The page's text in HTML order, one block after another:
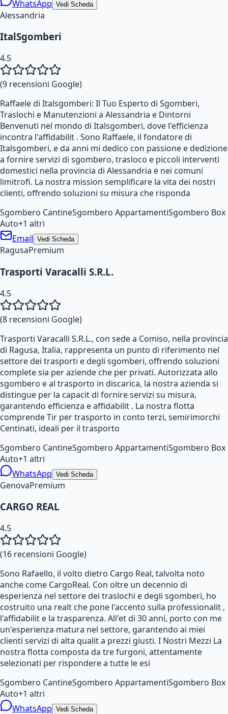
WhatsApp Vedi Scheda
Alessandria
ItalSgomberi
4.5
(9 recensioni Google)
Raffaele di Italsgomberi: Il Tuo Esperto di Sgomberi,
Traslochi e Manutenzioni a Alessandria e Dintorni
Benvenuti nel mondo di Italsgomberi, dove l'efficienza
incontra l'affidabilit . Sono Raffaele, il fondatore di
Italsgomberi, e da anni mi dedico con passione e dedizione
a fornire servizi di sgombero, trasloco e piccoli interventi
domestici nella provincia di Alessandria e nei comuni
limitrofi. La nostra mission semplificare la vita dei nostri
clienti, offrendo soluzioni su misura che risponda
Sgombero CantineSgombero AppartamentiSgombero Box
Auto+1 altri
Email Vedi Scheda
RagusaPremium
Trasporti Varacalli S.R.L.
4.5
(8 recensioni Google)
Trasporti Varacalli S.R.L., con sede a Comiso, nella provincia
di Ragusa, Italia, rappresenta un punto di riferimento nel
settore dei trasporti e degli sgomberi, offrendo soluzioni
complete sia per aziende che per privati. Autorizzata allo
sgombero e al trasporto in discarica, la nostra azienda si
distingue per la capacit di fornire servizi su misura,
garantendo efficienza e affidabilit . La nostra flotta
comprende Tir per trasporto in conto terzi, semirimorchi
Centinati, ideali per il trasporto
Sgombero CantineSgombero AppartamentiSgombero Box
Auto+1 altri
WhatsApp Vedi Scheda
GenovaPremium
CARGO REAL
4.5
(16 recensioni Google)
Sono Rafaello, il volto dietro Cargo Real, talvolta noto
anche come CargoReal. Con oltre un decennio di
esperienza nel settore dei traslochi e degli sgomberi, ho
costruito una realt che pone l'accento sulla professionalit ,
l'affidabilit e la trasparenza. All'et di 30 anni, porto con me
un'esperienza matura nel settore, garantendo ai miei
clienti servizi di alta qualit a prezzi giusti. I Nostri Mezzi La
nostra flotta composta da tre furgoni, attentamente
selezionati per rispondere a tutte le esi
Sgombero CantineSgombero AppartamentiSgombero Box
Auto+1 altri
WhatsApp Vedi Scheda